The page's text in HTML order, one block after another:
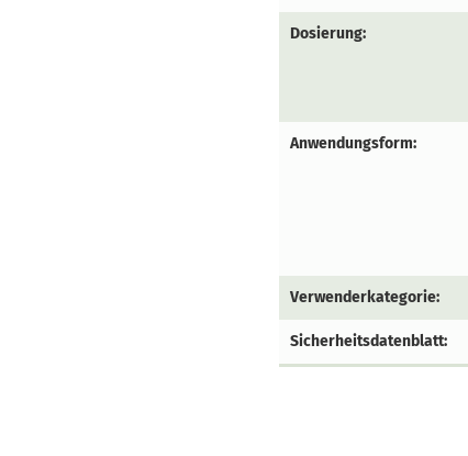
Dosierung:
Anwendungsform:
Verwenderkategorie:
Sicherheitsdatenblatt: